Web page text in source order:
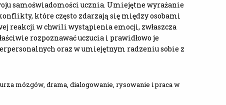
samoświadomości ucznia. Umiejętne wyrażanie
które często zdarzają się między osobami
reakcji w chwili wystąpienia emocji, zwłaszcza
rozpoznawać uczucia i prawidłowo je
oraz w umiejętnym radzeniu sobie z
mózgów, drama, dialogowanie, rysowanie i praca w